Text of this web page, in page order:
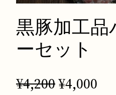
黒豚加工品
ーセット
¥4,200元
¥4,000